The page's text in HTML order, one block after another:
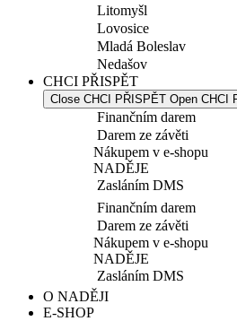
Litomyšl
Lovosice
Mladá Boleslav
Nedašov
CHCI PŘISPĚT
Close CHCI PŘISPĚT Open CHCI
Finančním darem
Darem ze závěti
Nákupem v e-shopu
NADĚJE
Zasláním DMS
Finančním darem
Darem ze závěti
Nákupem v e-shopu
NADĚJE
Zasláním DMS
O NADĚJI
E-SHOP